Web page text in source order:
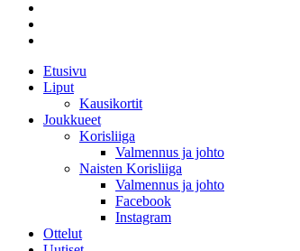
Etusivu
Liput
Kausikortit
Joukkueet
Korisliiga
Valmennus ja johto
Naisten Korisliiga
Valmennus ja johto
Facebook
Instagram
Ottelut